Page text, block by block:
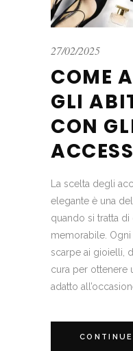
27/02/2025
COME
GLI
CON
La scelta degli
elegante è una
quando si tratta di
memorabile.
scarpe ai gioielli,
cura per ottenere
adatto